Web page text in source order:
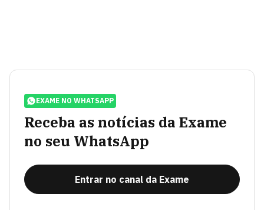
EXAME NO WHATSAPP
Receba as notícias da Exame
no seu WhatsApp
Entrar no canal da Exame